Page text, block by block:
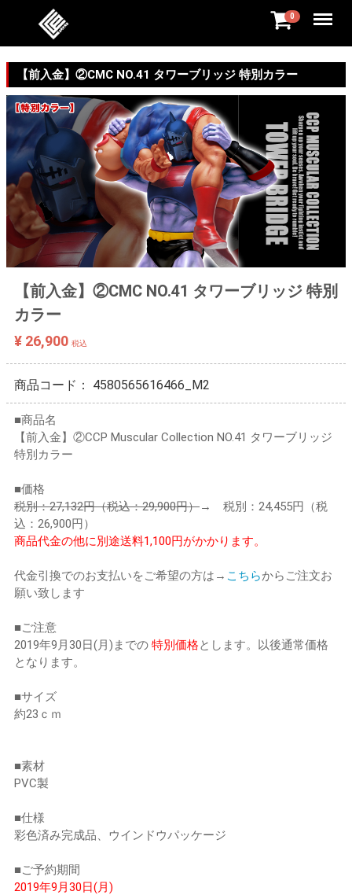
0 Menu
【前入金】②CMC NO.41 タワーブリッジ 特別カラー
【前入金】②CMC NO.41 タワーブリッジ 特別
カラー
¥ 26,900 税込
商品コード： 4580565616466_M2
■商品名
【前入金】②CCP Muscular Collection NO.41 タワーブリッジ
特別カラー
■価格
税別：27,132円（税込：29,900円）→ 税別：24,455円（税
込：26,900円）
商品代金の他に別途送料1,100円がかかります。
代金引換でのお支払いをご希望の方は→ こちらからご注文お
願い致します
■ご注意
2019年9月30日(月)までの 特別価格とします。以後通常価格
となります。
■サイズ
約23ｃｍ
■素材
PVC製
■仕様
彩色済み完成品、ウインドウパッケージ
■ご予約期間
2019年9月30日(月)